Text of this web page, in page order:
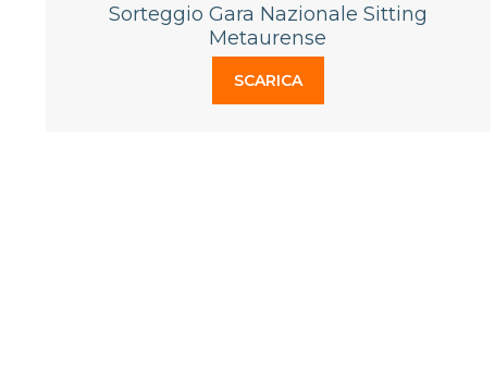
Sorteggio Gara Nazionale Sitting
Metaurense
SCARICA